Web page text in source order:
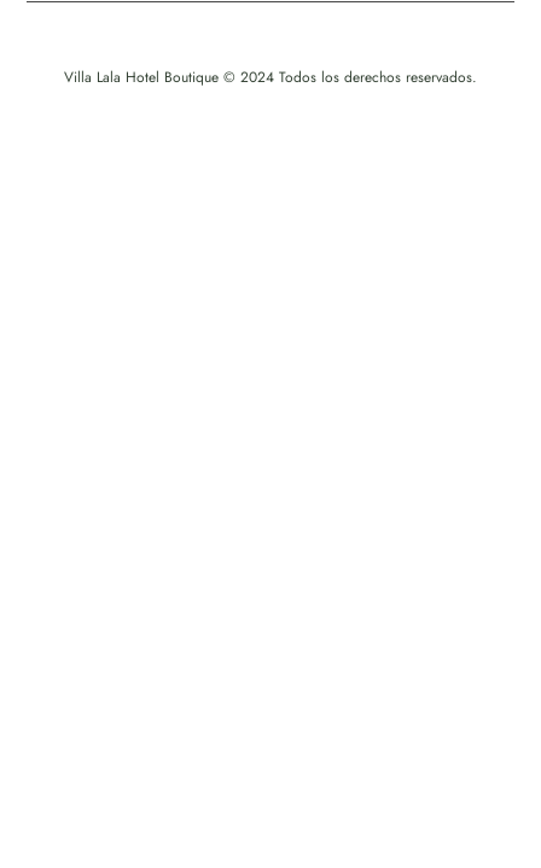
Villa Lala Hotel Boutique © 2024 Todos los derechos reservados.